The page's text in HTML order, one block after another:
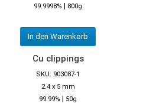
99.9998% | 800g
In den Warenkorb
Cu clippings
SKU: 903087-1
2.4 x 5 mm
99.99% | 50g